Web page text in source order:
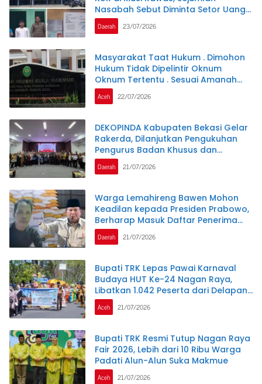
Nasabah Sebut Diminta Setor Uang
Jutaan Rupiah
Daerah 23/07/2026
Masyarakat Taat Hukum . Dimohon
Hukum Tidak Dipelintir Oknum
Oknum Tertentu . Sesuai Amanah
UU1945 Pasal 27
Aceh 22/07/2026
DEKOPINDA Kabupaten Bekasi Gelar
Rakerda, Dilanjutkan Pengukuhan
Pengurus Badan Khusus dan
Lembaga Teknis
Daerah 21/07/2026
Warga Lemahireng Bawen Mohon
Keadilan kepada Presiden Prabowo,
Berharap Masuk Daftar Penerima
Bantuan Pangan
Daerah 21/07/2026
Bupati TRK Lepas Pawai Karnaval
Budaya HUT Ke-24 Nagan Raya,
Libatkan 1.042 Peserta dari Delapan
SMP
Aceh 21/07/2026
Bupati TRK Resmi Tutup Nagan Raya
Fair 2026, Lebih dari 10 Ribu Warga
Padati Alun-Alun Suka Makmue
Aceh 21/07/2026